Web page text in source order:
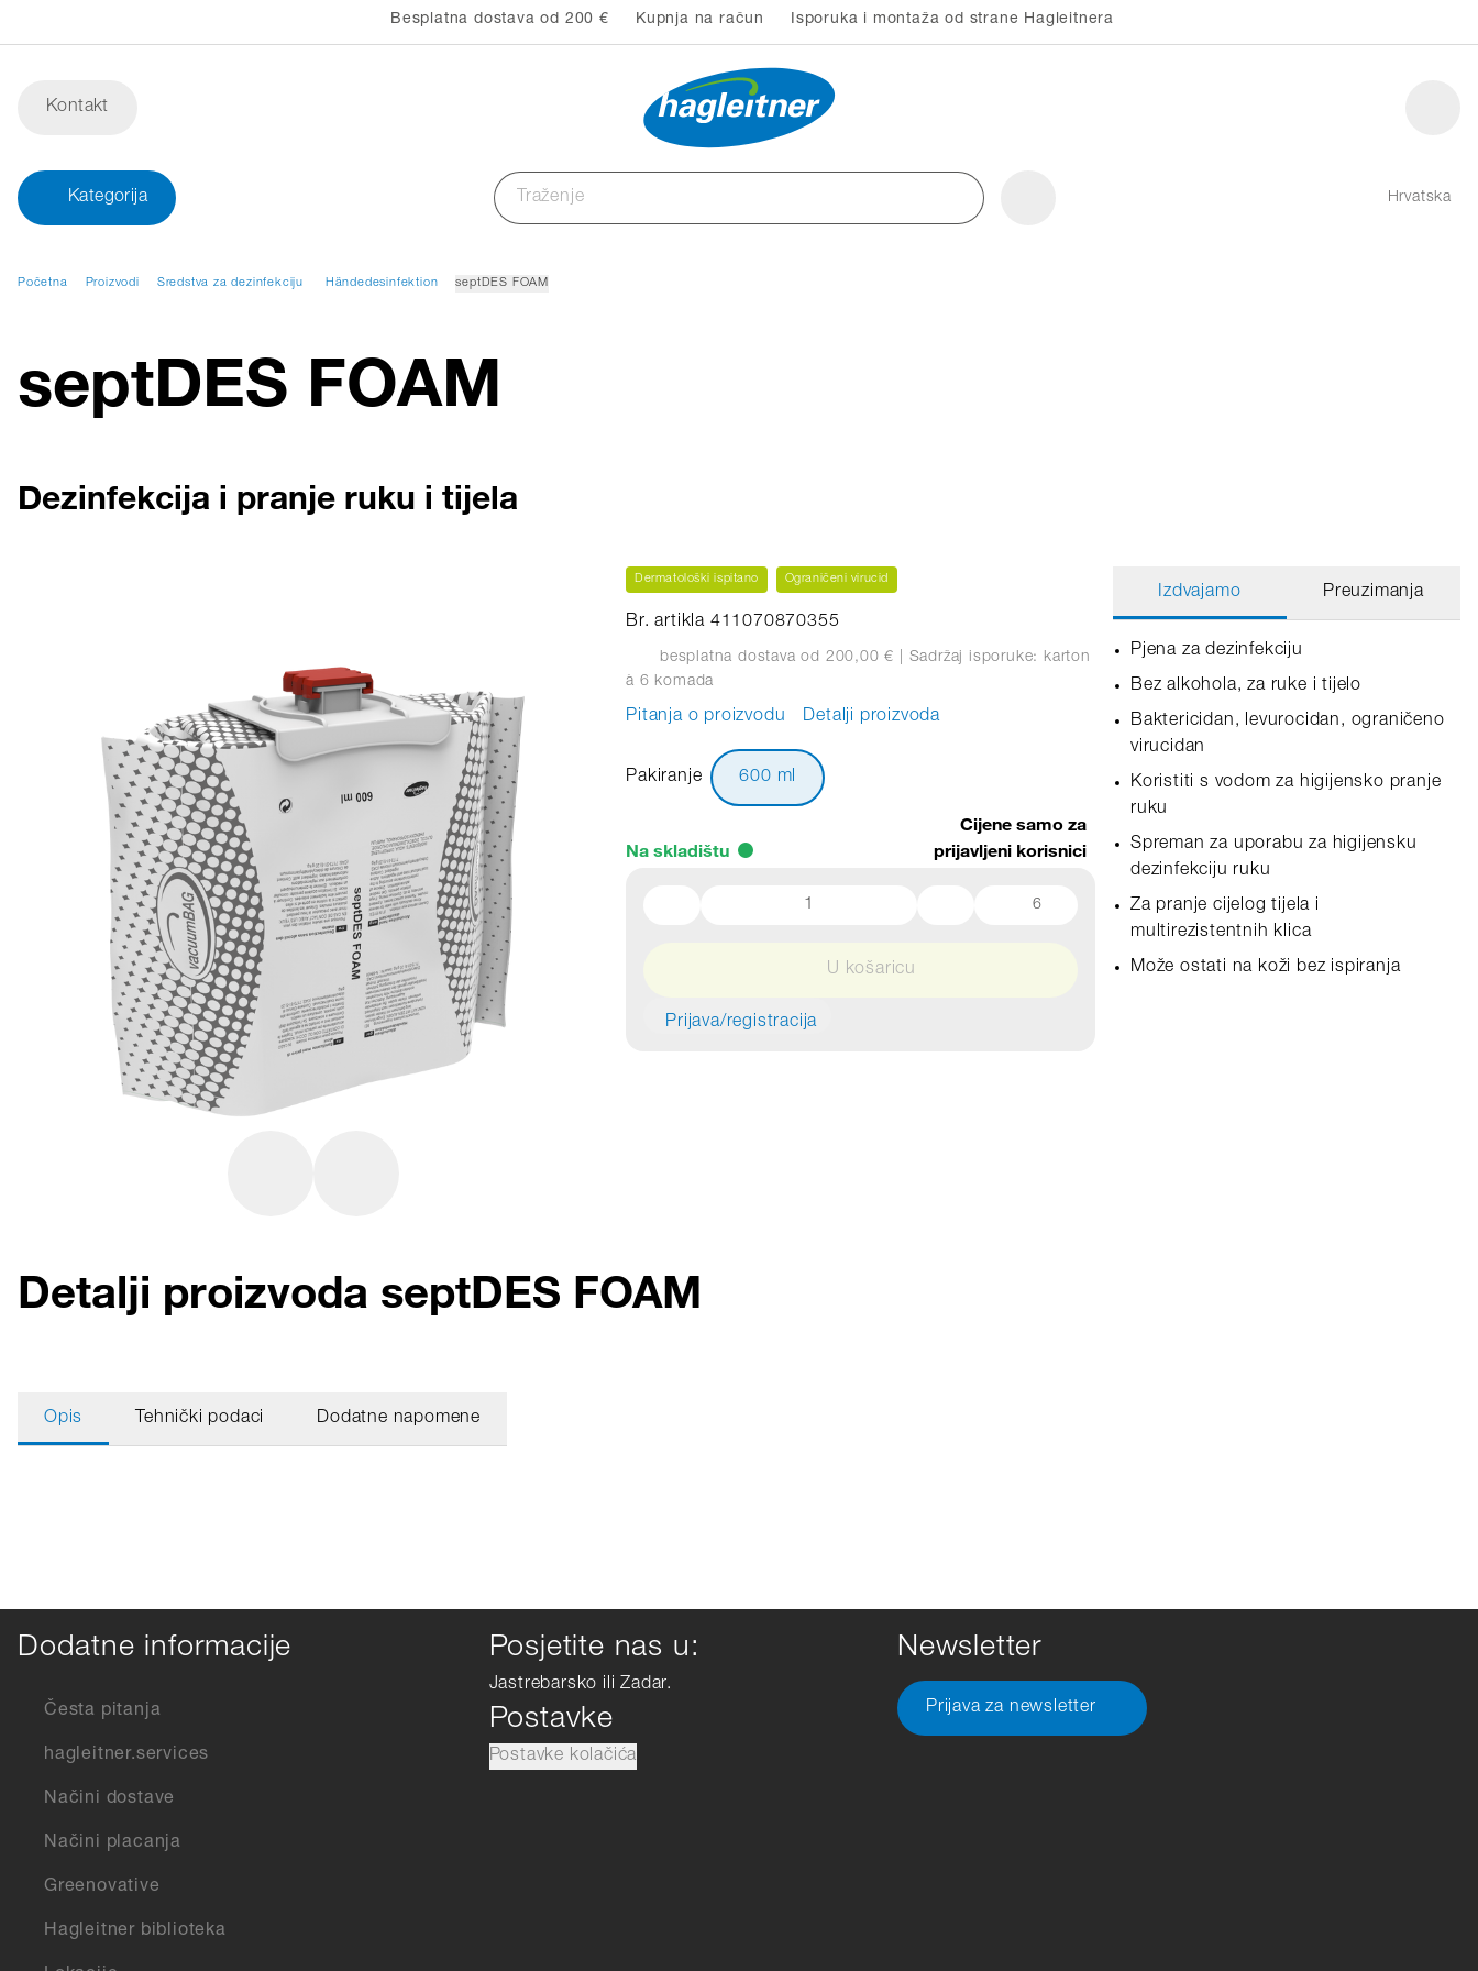
Besplatna dostava od 200 € Kupnja na račun Isporuka i montaža od strane Hagleitnera
Kontakt
Kategorija Hrvatska
Početna Proizvodi Sredstva za dezinfekciju Händedesinfektion septDES FOAM
septDES FOAM
Dezinfekcija i pranje ruku i tijela
Dermatološki ispitano Ograničeni virucid
Br. artikla 411070870355
besplatna dostava od 200,00 € | Sadržaj isporuke: karton
à 6 komada
Pitanja o proizvodu Detalji proizvoda
Pakiranje 600 ml
Na skladištu
Cijene samo za
prijavljeni korisnici
6
U košaricu
Prijava/registracija
Izdvajamo Preuzimanja
Pjena za dezinfekciju
Bez alkohola, za ruke i tijelo
Baktericidan, levurocidan, ograničeno
virucidan
Koristiti s vodom za higijensko pranje
ruku
Spreman za uporabu za higijensku
dezinfekciju ruku
Za pranje cijelog tijela i
multirezistentnih klica
Može ostati na koži bez ispiranja
Detalji proizvoda septDES FOAM
Opis Tehnički podaci Dodatne napomene
Dodatne informacije
Česta pitanja
hagleitner.services
Načini dostave
Načini placanja
Greenovative
Hagleitner biblioteka
Posjetite nas u:
Jastrebarsko ili Zadar.
Postavke
Postavke kolačića
Newsletter
Prijava za newsletter